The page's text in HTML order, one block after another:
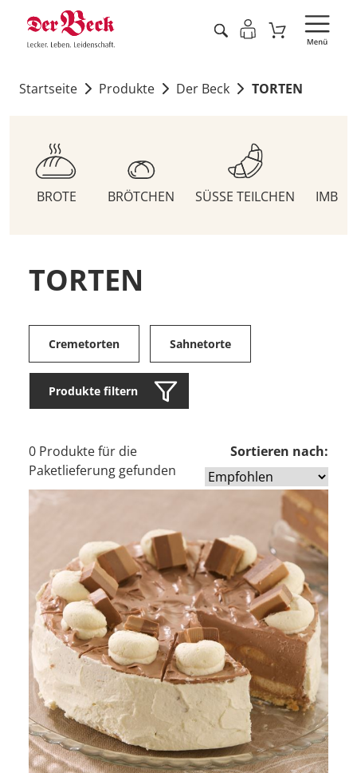
Startseite Produkte Der Beck TORTEN
BROTE BRÖTCHEN SÜSSE TEILCHEN
TORTEN
Cremetorten Sahnetorte
Produkte filtern
0 Produkte für die
Paketlieferung gefunden
Sortieren nach: